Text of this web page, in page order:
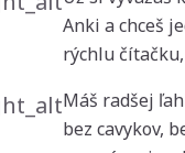
Anki a chceš
rýchlu
Máš radšej
bez cavykov,